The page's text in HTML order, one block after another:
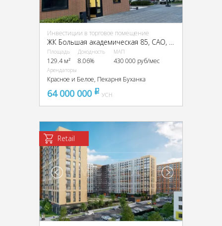
Инвестиции в торговое помещение
Площадь
129.4 м²
Доходность
8.06%
МАП
430 000 руб/мес
Арендаторы
Красное и Белое, Пекарня Буханка
64 000 000 pуб
УСН
Retail